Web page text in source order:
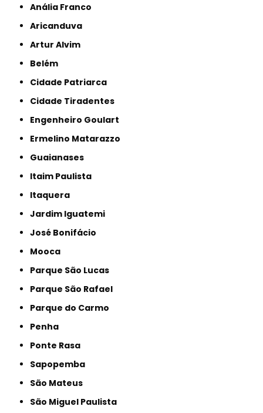
Anália Franco
Aricanduva
Artur Alvim
Belém
Cidade Patriarca
Cidade Tiradentes
Engenheiro Goulart
Ermelino Matarazzo
Guaianases
Itaim Paulista
Itaquera
Jardim Iguatemi
José Bonifácio
Mooca
Parque São Lucas
Parque São Rafael
Parque do Carmo
Penha
Ponte Rasa
Sapopemba
São Mateus
São Miguel Paulista